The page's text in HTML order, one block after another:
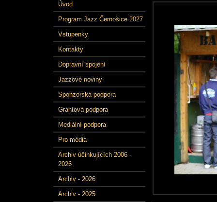
Úvod
Program Jazz Černošice 2027
Vstupenky
Kontakty
Dopravní spojení
Jazzové noviny
Sponzorská podpora
Grantová podpora
Mediální podpora
Pro média
Archiv účinkujících 2006 -
2026
Archiv - 2026
Archiv - 2025